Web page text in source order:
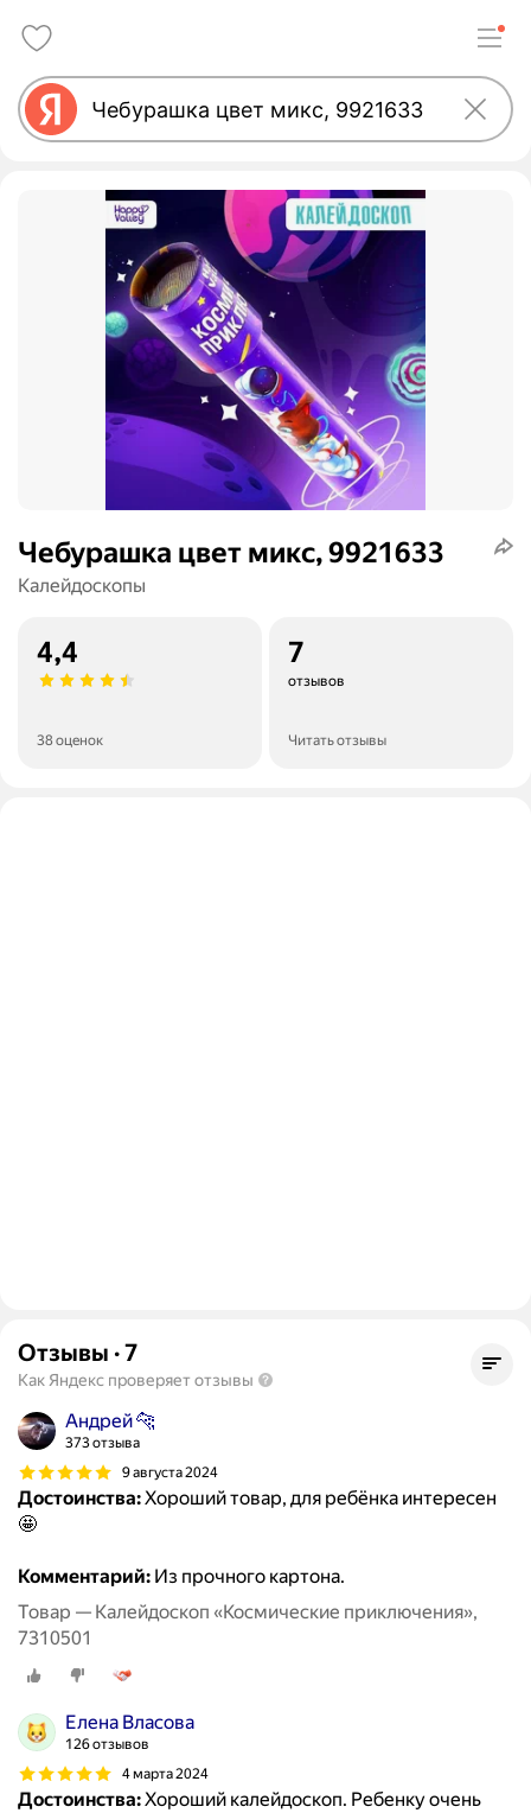
Чебурашка цвет микс, 9921633
Калейдоскопы
4,4
38 оценок
7
отзывов
Читать отзывы
Отзывы ·7
Как Яндекс проверяет отзывы
Андрей 🐆
373 отзыва
9 августа 2024
Достоинства:Хороший товар, для ребёнка интересен
🤩
Комментарий: Из прочного картона.
Товар — Калейдоскоп «Космические приключения»,
7310501
Елена Власова
126 отзывов
4 марта 2024
Достоинства:Хороший калейдоскоп. Ребенку очень